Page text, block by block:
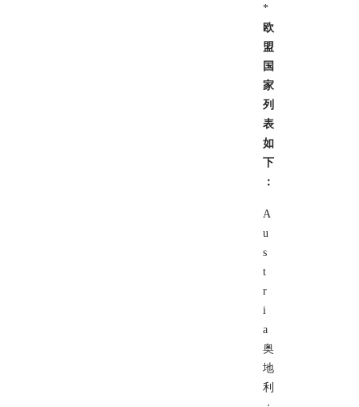
*
欧
盟
国
家
列
表
如
下
：
A
u
s
t
r
i
a
奥
地
利